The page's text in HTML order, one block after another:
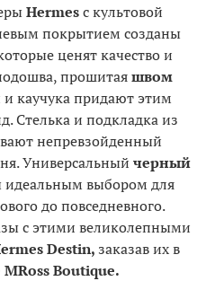
Hermesс культовой
покрытием созданы
ценят качество и
прошитаяшвом
каучука придают этим
Стелька и подкладка из
непревзойденный
Универсальный черный
идеальным выбором для
до повседневного.
с этими великолепными
Destin,заказав их в
Boutique.